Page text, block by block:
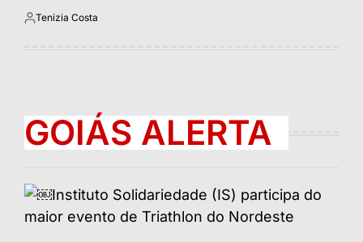
Postado
Tenizia Costa
GOIÁS ALERTA